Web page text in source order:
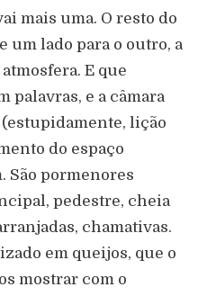
mais uma. O resto do
um lado para o outro, a
E que
palavras, e a câmara
lição
do espaço
São pormenores
pedestre, cheia
chamativas.
em queijos, que o
mostrar com o